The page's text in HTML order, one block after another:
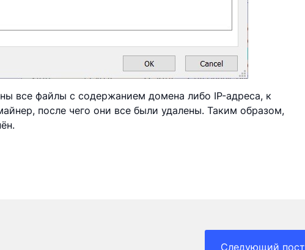
все файлы с содержанием домена либо IP-адреса, к
после чего они все были удалены. Таким образом,
Следующий пост